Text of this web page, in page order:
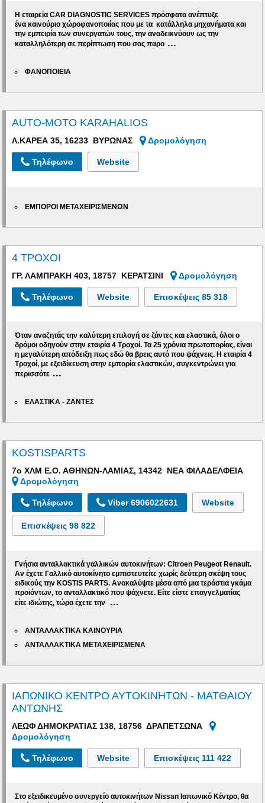
Η εταιρείαCAR DIAGNOSTIC SERVICES πρόσφατα ανέπτυξε
ένακαινούριο χώροφανοποιίαςπου με τα κατάλληλα μηχανήματα και
την εμπειρία των συνεργατών τους, την αναδεικνύουν ως την
καταλληλότερη σε περίπτωση που σας παρο ...
ΦΑΝΟΠΟΙΕΙΑ
AUTO-MOTO KARAHALIOS
Λ.ΚΑΡΕΑ 35, 16233 ΒΥΡΩΝΑΣ Δρομολόγηση
Τηλέφωνο Website
ΕΜΠΟΡΟΙ ΜΕΤΑΧΕΙΡΙΣΜΕΝΩΝ
4 ΤΡΟΧΟΙ
ΓΡ. ΛΑΜΠΡΑΚΗ 403, 18757 ΚΕΡΑΤΣΙΝΙ Δρομολόγηση
Τηλέφωνο Website Επισκέψεις85 318
Όταν αναζητάς την καλύτερη επιλογή σε ζάντες και ελαστικά, όλοι ο
δρόμοι οδηγούν στην εταιρία 4 Τροχοί. Τα 25 χρόνια πρωτοπορίας, είναι
η μεγαλύτερη απόδειξη πως εδώ θα βρεις αυτό που ψάχνεις.H εταιρία 4
Τροχοί, με εξειδίκευση στην εμπορία ελαστικών, συγκεντρώνει για
περισσότε ...
ΕΛΑΣΤΙΚΑ - ΖΑΝΤΕΣ
KOSTISPARTS
7ο ΧΛΜ Ε.Ο. ΑΘΗΝΩΝ-ΛΑΜΙΑΣ, 14342 ΝΕΑ ΦΙΛΑΔΕΛΦΕΙΑ
Δρομολόγηση
Τηλέφωνο Viber 6906022631 Website
Επισκέψεις98 822
Γνήσια ανταλλακτικά γαλλικών αυτοκινήτων: Citroen Peugeot Renault.
Αν έχετε Γαλλικό αυτοκίνητο εμπιστευτείτε χωρίς δεύτερη σκέψη τους
ειδικούς την KOSTIS PARTS. Ανακαλύψτε μέσα από μια τεράστια γκάμα
προϊόντων, το ανταλλακτικό που ψάχνετε. Είτε είστε επαγγελματίας
είτε ιδιώτης, τώρα έχετε την
...
ΑΝΤΑΛΛΑΚΤΙΚΑ ΚΑΙΝΟΥΡΙΑ
ΑΝΤΑΛΛΑΚΤΙΚΑ ΜΕΤΑΧΕΙΡΙΣΜΕΝΑ
ΙΑΠΩΝΙΚΟ ΚΕΝΤΡΟ ΑΥΤΟΚΙΝΗΤΩΝ - ΜΑΤΘΑΙΟΥ
ΑΝΤΩΝΗΣ
ΛΕΩΦ ΔΗΜΟΚΡΑΤΙΑΣ 138, 18756 ΔΡΑΠΕΤΣΩΝΑ
Δρομολόγηση
Τηλέφωνο Website Επισκέψεις 111 422
Στο εξειδικευμένο συνεργείο αυτοκινήτων Nissan Ιαπωνικό Κέντρο, θα